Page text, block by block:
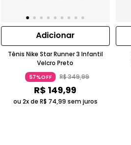
Adicionar
Tênis Nike Star Runner 3 Infantil
Velcro Preto
57%OFF R$349,99
R$ 149,99
ou 2x de R$ 74,99 sem juros